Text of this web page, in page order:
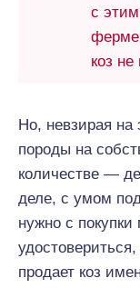
с
коз не
Но, невзирая на
породы на
количестве —
деле, с умом
нужно с
продает коз